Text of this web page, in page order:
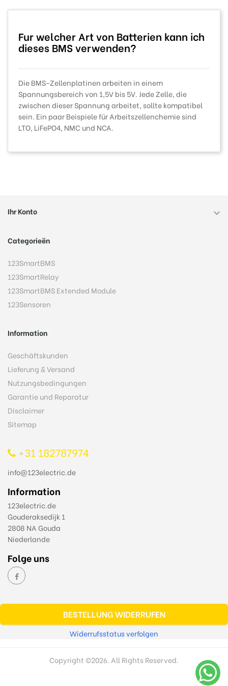
Fur welcher Art von Batterien kann ich
dieses BMS verwenden?
Die BMS-Zellenplatinen arbeiten in einem
Spannungsbereich von 1,5V bis 5V. Jede Zelle, die
zwischen dieser Spannung arbeitet, sollte kompatibel
sein. Ein paar Beispiele für Arbeitszellenchemie sind
LTO, LiFePO4, NMC und NCA.
Ihr Konto 
Categorieën
123SmartBMS
123SmartRelay
123SmartBMS Extended Module
123Sensoren
Information
Geschäftskunden
Lieferung & Versand
Nutzungsbedingungen
Garantie und Reparatur
Disclaimer
Sitemap
+31 182787974
info@123electric.de
Information
123electric.de
Gouderaksedijk 1
2808 NA Gouda
Niederlande
Folge uns
BESTELLUNG WIDERRUFEN
Widerrufsstatus verfolgen
Copyright ©2026. All Rights Reserved.